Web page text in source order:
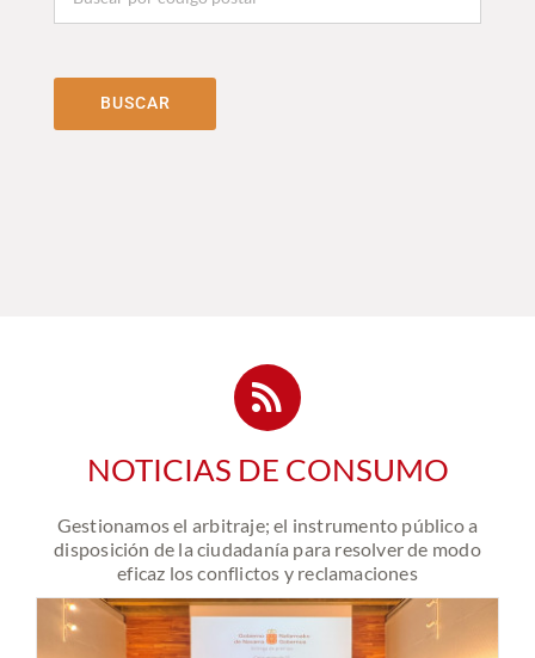
NOTICIAS DE CONSUMO
Gestionamos el arbitraje; el instrumento público a
disposición de la ciudadanía para resolver de modo
eficaz los conflictos y reclamaciones